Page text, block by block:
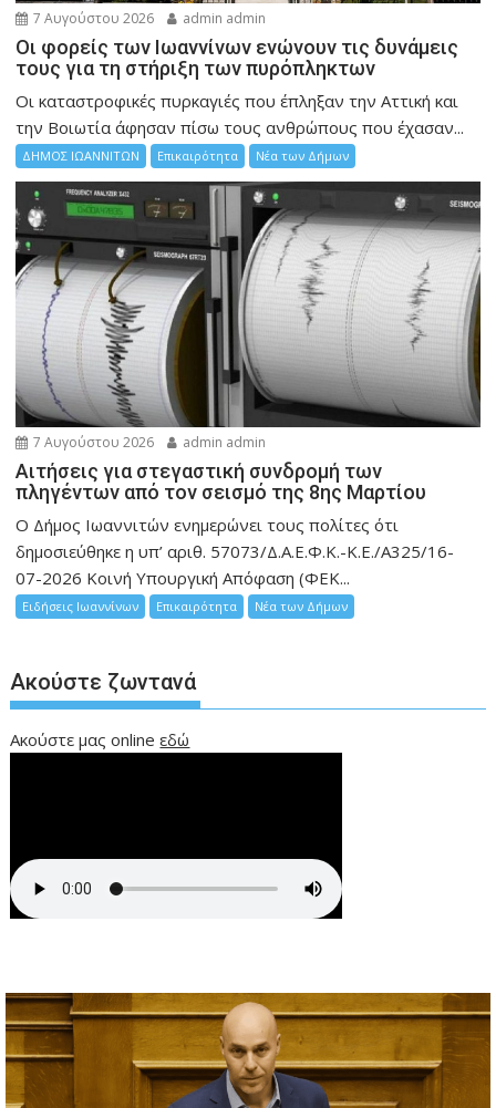
7 Αυγούστου 2026 admin admin
Οι φορείς των Ιωαννίνων ενώνουν τις δυνάμεις
τους για τη στήριξη των πυρόπληκτων
Οι καταστροφικές πυρκαγιές που έπληξαν την Αττική και
την Bοιωτία άφησαν πίσω τους ανθρώπους που έχασαν...
ΔΗΜΟΣ ΙΩΑΝΝΙΤΩΝ Επικαιρότητα Νέα των Δήμων
7 Αυγούστου 2026 admin admin
Αιτήσεις για στεγαστική συνδρομή των
πληγέντων από τον σεισμό της 8ης Μαρτίου
Ο Δήμος Ιωαννιτών ενημερώνει τους πολίτες ότι
δημοσιεύθηκε η υπ’ αριθ. 57073/Δ.Α.Ε.Φ.Κ.-Κ.Ε./Α325/16-
07-2026 Κοινή Υπουργική Απόφαση (ΦΕΚ...
Ειδήσεις Ιωαννίνων Επικαιρότητα Νέα των Δήμων
Ακούστε ζωντανά
Ακούστε μας onlineεδώ